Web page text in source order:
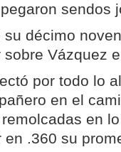
sendos
décimo
Vázquez
por todo lo
en el
en
.360 su